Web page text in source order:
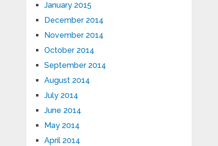
January 2015
December 2014
November 2014
October 2014
September 2014
August 2014
July 2014
June 2014
May 2014
April 2014